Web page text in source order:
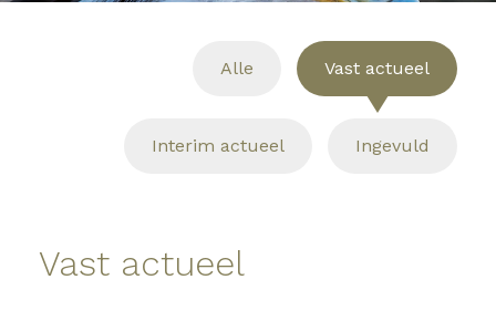
Alle Vast actueel
Interim actueel Ingevuld
Vast actueel